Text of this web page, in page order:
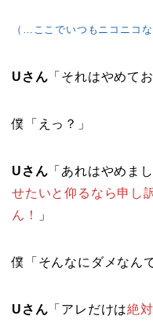
（…ここでいつもニコニコ
Uさん 「それはやめて
僕「えっ？」
Uさん 「あれはやめま
せたいと仰るなら申し
ん！
」
僕「そんなにダメなん
Uさん 「アレだけは絶